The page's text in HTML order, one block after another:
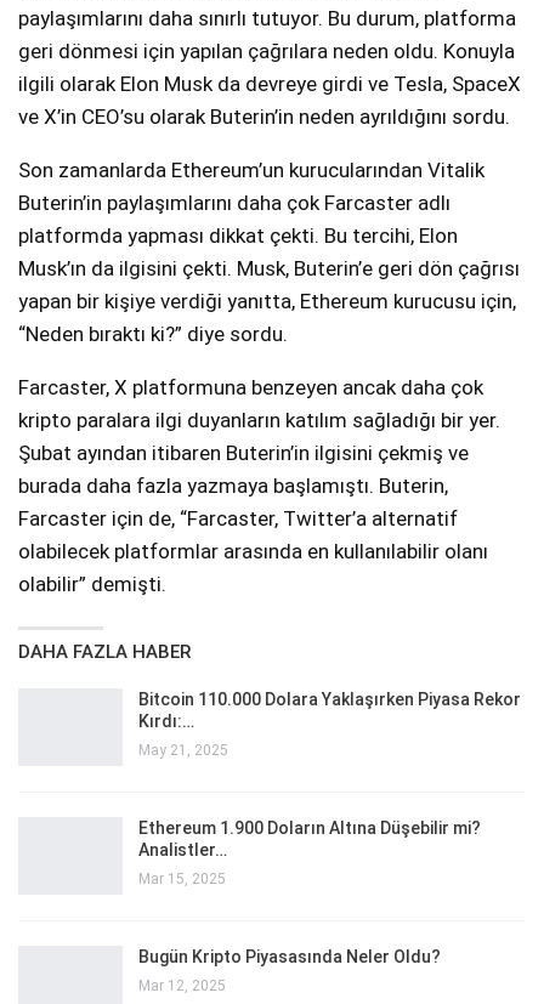
paylaşımlarını daha sınırlı tutuyor. Bu durum, platforma
geri dönmesi için yapılan çağrılara neden oldu. Konuyla
ilgili olarak Elon Musk da devreye girdi ve Tesla, SpaceX
ve X’in CEO’su olarak Buterin’in neden ayrıldığını sordu.
Son zamanlarda Ethereum’un kurucularından Vitalik
Buterin’in paylaşımlarını daha çok Farcaster adlı
platformda yapması dikkat çekti. Bu tercihi, Elon
Musk’ın da ilgisini çekti. Musk, Buterin’e geri dön çağrısı
yapan bir kişiye verdiği yanıtta, Ethereum kurucusu için,
“Neden bıraktı ki?” diye sordu.
Farcaster, X platformuna benzeyen ancak daha çok
kripto paralara ilgi duyanların katılım sağladığı bir yer.
Şubat ayından itibaren Buterin’in ilgisini çekmiş ve
burada daha fazla yazmaya başlamıştı. Buterin,
Farcaster için de, “Farcaster, Twitter’a alternatif
olabilecek platformlar arasında en kullanılabilir olanı
olabilir” demişti.
DAHA FAZLA HABER
Bitcoin 110.000 Dolara Yaklaşırken Piyasa Rekor
Kırdı:…
May 21, 2025
Ethereum 1.900 Doların Altına Düşebilir mi?
Analistler…
Mar 15, 2025
Bugün Kripto Piyasasında Neler Oldu?
Mar 12, 2025